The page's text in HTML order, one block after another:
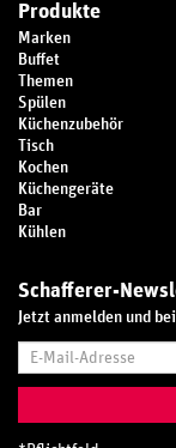
Produkte
Marken
Buffet
Themen
Spülen
Küchenzubehör
Tisch
Kochen
Küchengeräte
Bar
Kühlen
Schafferer-
Jetzt anmelden und
Mail-